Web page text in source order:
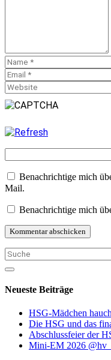
Benachrichtige mich
Mail.
Benachrichtige mich
Neueste Beiträge
HSG-Mädchen
Die HSG und das
Abschlussfeier der
Mini-EM 2026